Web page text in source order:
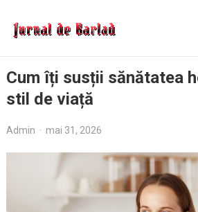
Cum îți susții sănătatea
stil de viață
Admin · mai 31, 2026